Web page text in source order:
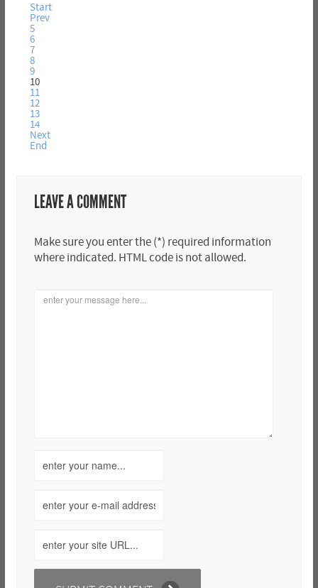
Start
Prev
5
6
7
8
9
10
11
12
13
14
Next
End
LEAVE A COMMENT
Make sure you enter the (*) required information
where indicated. HTML code is not allowed.